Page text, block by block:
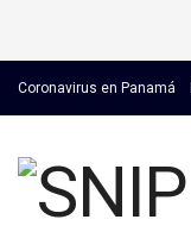
Coronavirus en Panamá